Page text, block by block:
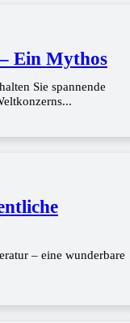
Ein Mythos
Sie spannende
– eine wunderbare